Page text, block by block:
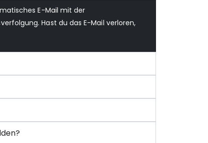
E-Mail mit der
Hast du das E-Mail verloren,